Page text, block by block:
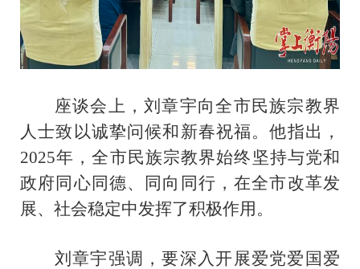
座谈会上，刘章宇向全市民族宗教界
人士致以诚挚问候和新春祝福。他指出，
2025年，全市民族宗教界始终坚持与党和
政府同心同德、同向同行，在全市改革发
展、社会稳定中发挥了积极作用。
刘章宇强调，要深入开展爱党爱国爱